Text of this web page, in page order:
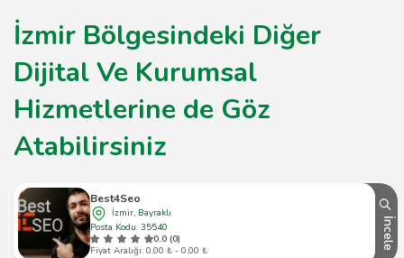
İzmir Bölgesindeki Diğer
Dijital Ve Kurumsal
Hizmetlerine de Göz
Atabilirsiniz
Best4Seo
İzmir, Bayraklı
Posta Kodu: 35540
0.0 (0)
Fiyat Aralığı: 0,00 ₺ - 0,00 ₺
İncele